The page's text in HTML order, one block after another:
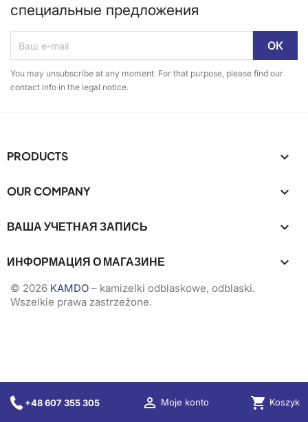
специальные предложения
You may unsubscribe at any moment. For that purpose, please find our
contact info in the legal notice.
PRODUCTS 
OUR COMPANY 
ВАША УЧЕТНАЯ ЗАПИСЬ 
ИНФОРМАЦИЯ О МАГАЗИНЕ keyboard_arrow_down
© 2026 KAMDO – kamizelki odblaskowe, odblaski.
Wszelkie prawa zastrzeżone.
+48 607 355 305  Moje konto shopping_cart Koszyk